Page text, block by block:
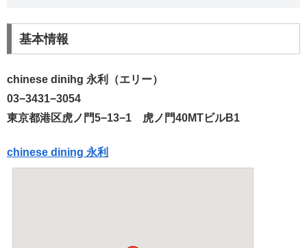
基本情報
chinese dinihg 永利（エリー）
03−3431−3054
東京都港区虎ノ門5−13−1 虎ノ門40MTビルB1
chinese dining 永利